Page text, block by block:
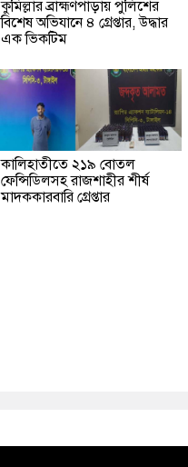
কুমিল্লার ব্রাহ্মণপাড়ায় পুলিশের
বিশেষ অভিযানে ৪ গ্রেপ্তার, উদ্ধার
এক ভিকটিম
কালিহাতীতে ২১৯ বোতল
ফেন্সিডিলসহ রাজশাহীর শীর্ষ
মাদককারবারি গ্রেপ্তার